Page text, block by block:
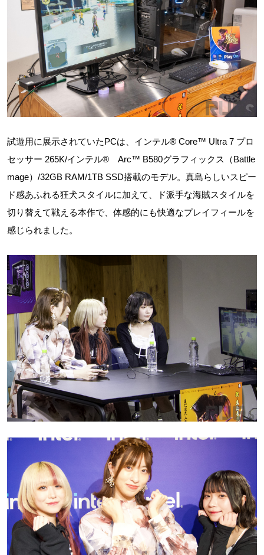
試遊用に展示されていたPCは、インテル® Core™ Ultra 7 プロ
セッサー 265K/インテル® Arc™ B580グラフィックス（Battle
mage）/32GB RAM/1TB SSD搭載のモデル。真島らしいスピー
ド感あふれる狂犬スタイルに加えて、ド派手な海賊スタイルを
切り替えて戦える本作で、体感的にも快適なプレイフィールを
感じられました。